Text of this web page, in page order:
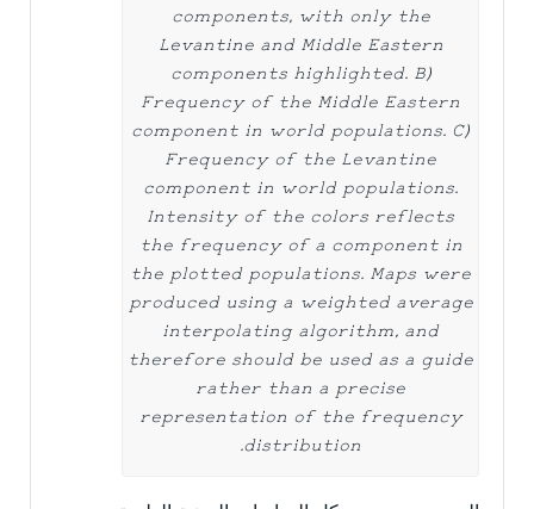
components, with only the
Levantine and Middle Eastern
components highlighted. B)
Frequency of the Middle Eastern
component in world populations. C)
Frequency of the Levantine
component in world populations.
Intensity of the colors reflects
the frequency of a component in
the plotted populations. Maps were
produced using a weighted average
interpolating algorithm, and
therefore should be used as a guide
rather than a precise
representation of the frequency
distribution.